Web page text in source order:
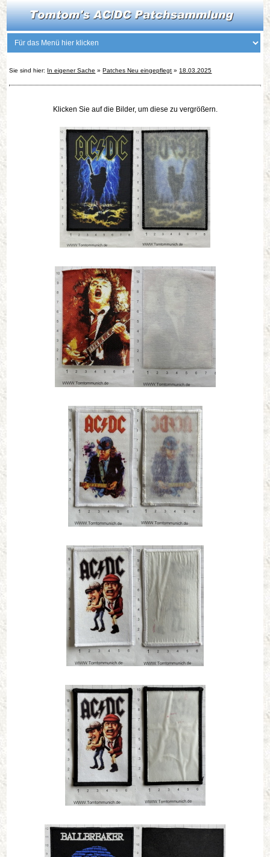
Sie sind hier: In eigener Sache »Patches Neu eingepflegt » 18.03.2025
Klicken Sie auf die Bilder, um diese zu vergrößern.